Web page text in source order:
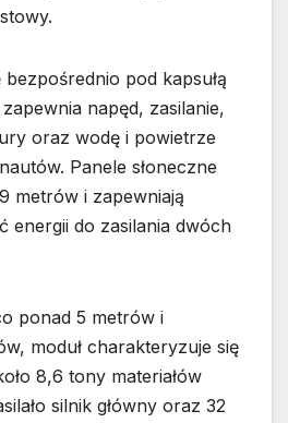
bezpośrednio pod kapsułą
napęd, zasilanie,
oraz wodę i powietrze
Panele słoneczne
metrów i zapewniają
energii do zasilania dwóch
ponad 5 metrów i
moduł charakteryzuje się
8,6 tony materiałów
silnik główny oraz 32